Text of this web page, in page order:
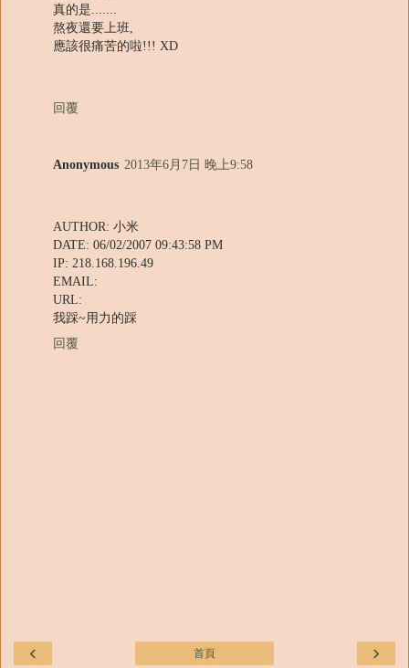
真的是.......
熬夜還要上班,
應該很痛苦的啦!!! XD
回覆
Anonymous 2013年6月7日 晚上9:58
AUTHOR: 小米
DATE: 06/02/2007 09:43:58 PM
IP: 218.168.196.49
EMAIL:
URL:
我踩~用力的踩
回覆
‹ ›
首頁